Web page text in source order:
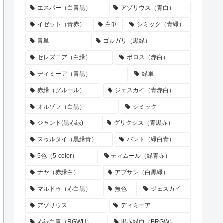
エスパー（白青黒） アゾリウス（青白）
イゼット（青赤） 白単 シミック（青緑）
青単 ゴルガリ（黒緑）
セレズニア（白緑） ボロス（赤白）
ディミーア（青黒） 緑単
赤緑（グルール） ジェスカイ（青赤白）
オルゾフ（白黒） シミック
ジャンド(黒赤緑) グリクシス（青黒赤）
スゥルタイ（黒緑青） バント（緑白青）
5色（5-color） ティムール（緑青赤）
ナヤ（赤緑白） アブサン（白黒緑）
マルドゥ（赤白黒） 無色 ジェスカイ
アゾリウス ディミーア
赤緑白青（RGWU） 黒赤緑白（BRGW）